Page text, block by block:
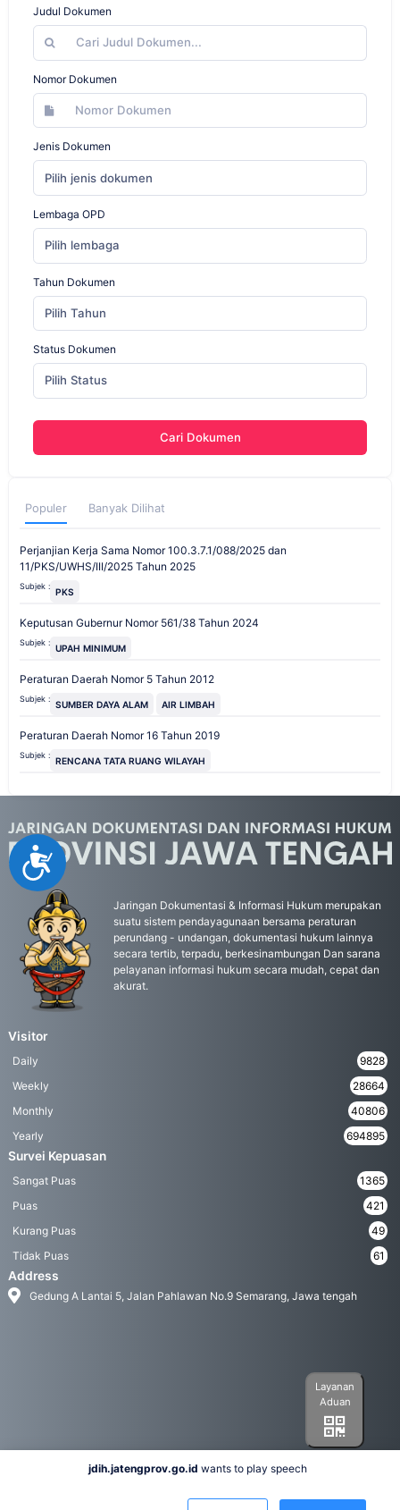
Accessibility
Judul Dokumen
Nomor Dokumen
Jenis Dokumen
Pilih jenis dokumen
Lembaga OPD
Pilih lembaga
Tahun Dokumen
Pilih Tahun
Status Dokumen
Pilih Status
Cari Dokumen
Populer Banyak Dilihat
Perjanjian Kerja Sama Nomor 100.3.7.1/088/2025 dan
11/PKS/UWHS/III/2025 Tahun 2025
Subjek : PKS
Keputusan Gubernur Nomor 561/38 Tahun 2024
Subjek : UPAH MINIMUM
Peraturan Daerah Nomor 5 Tahun 2012
Subjek : SUMBER DAYA ALAM AIR LIMBAH
Peraturan Daerah Nomor 16 Tahun 2019
Subjek : RENCANA TATA RUANG WILAYAH
Jaringan Dokumentasi & Informasi Hukum merupakan
suatu sistem pendayagunaan bersama peraturan
perundang - undangan, dokumentasi hukum lainnya
secara tertib, terpadu, berkesinambungan Dan sarana
pelayanan informasi hukum secara mudah, cepat dan
akurat.
Visitor
Daily
9828
Weekly
28664
Monthly
40806
Yearly
694895
Survei Kepuasan
Sangat Puas
1365
Puas
421
Kurang Puas
49
Tidak Puas
61
Address
Gedung A Lantai 5, Jalan Pahlawan No.9 Semarang, Jawa tengah
Layanan
Aduan
jdih.jatengprov.go.id wants to play speech